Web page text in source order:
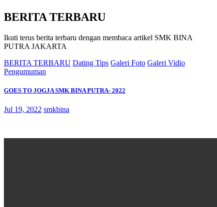
BERITA TERBARU
Ikuti terus berita terbaru dengan membaca artikel SMK BINA
PUTRA JAKARTA
BERITA TERBARU Dating Tips Galeri Foto Galeri Vidio
Pengumuman
GOES TO JOGJA SMK BINA PUTRA- 2022
Jul 19, 2022 smkbina